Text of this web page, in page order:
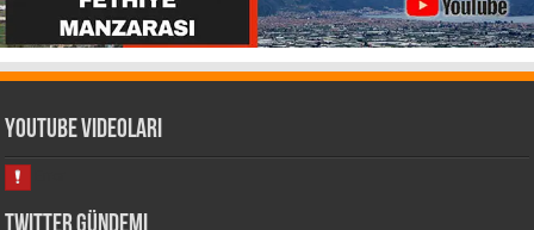
Youtube Videoları